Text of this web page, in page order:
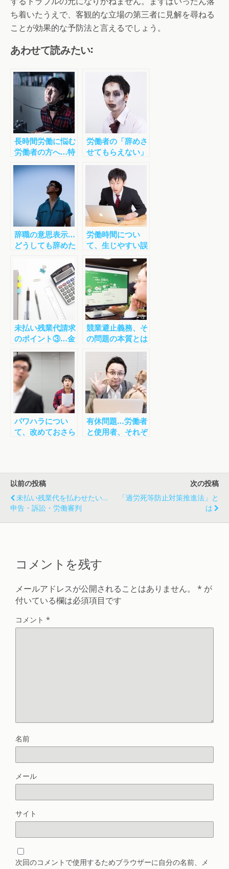
ち着いたうえで、客観的な立場の第三者に見解を尋ねる
ことが効果的な予防法と言えるでしょう。
あわせて読みたい:
長時間労働に悩む
労働者の方へ…特
別条項付き３６協
定とは
労働者の「辞めさ
せてもらえない」
は間違い
辞職の意思表示…
どうしても辞めた
労働時間につい
て、生じやすい誤
解（前編）
未払い残業代請求
のポイント③…金
額をどのように計
算すべきか
競業避止義務、そ
の問題の本質とは
パワハラについ
て、改めておさら
有休問題…労働者
と使用者、それぞ
以前の投稿
未払い残業代を払わせたい…
申告・訴訟・労働審判
次の投稿
「過労死等防止対策推進法」と
は
コメントを残す
メールアドレスが公開されることはありません。 * が
付いている欄は必須項目です
コメント *
名前
メール
サイト
次回のコメントで使用するためブラウザーに自分の名前、メ